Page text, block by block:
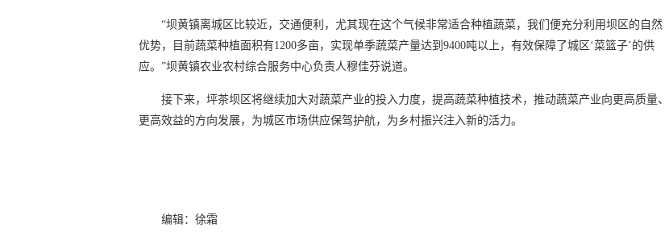
“坝黄镇离城区比较近，交通便利，尤其现在这个气候非常适合种植蔬菜，我们便充分利用坝区的自然
优势，目前蔬菜种植面积有1200多亩，实现单季蔬菜产量达到9400吨以上，有效保障了城区‘菜篮子’的供
应。”坝黄镇农业农村综合服务中心负责人穆佳芬说道。
接下来，坪茶坝区将继续加大对蔬菜产业的投入力度，提高蔬菜种植技术，推动蔬菜产业向更高质量、
更高效益的方向发展，为城区市场供应保驾护航，为乡村振兴注入新的活力。
编辑：徐霜